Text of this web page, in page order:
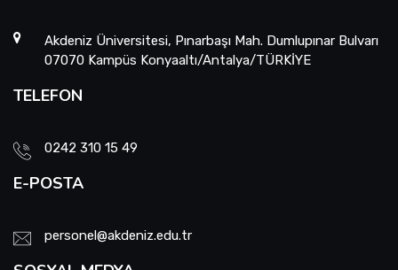
Akdeniz Üniversitesi, Pınarbaşı Mah. Dumlupınar Bulvarı
07070 Kampüs Konyaaltı/Antalya/TÜRKİYE
TELEFON
0242 310 15 49
E-POSTA
personel@akdeniz.edu.tr